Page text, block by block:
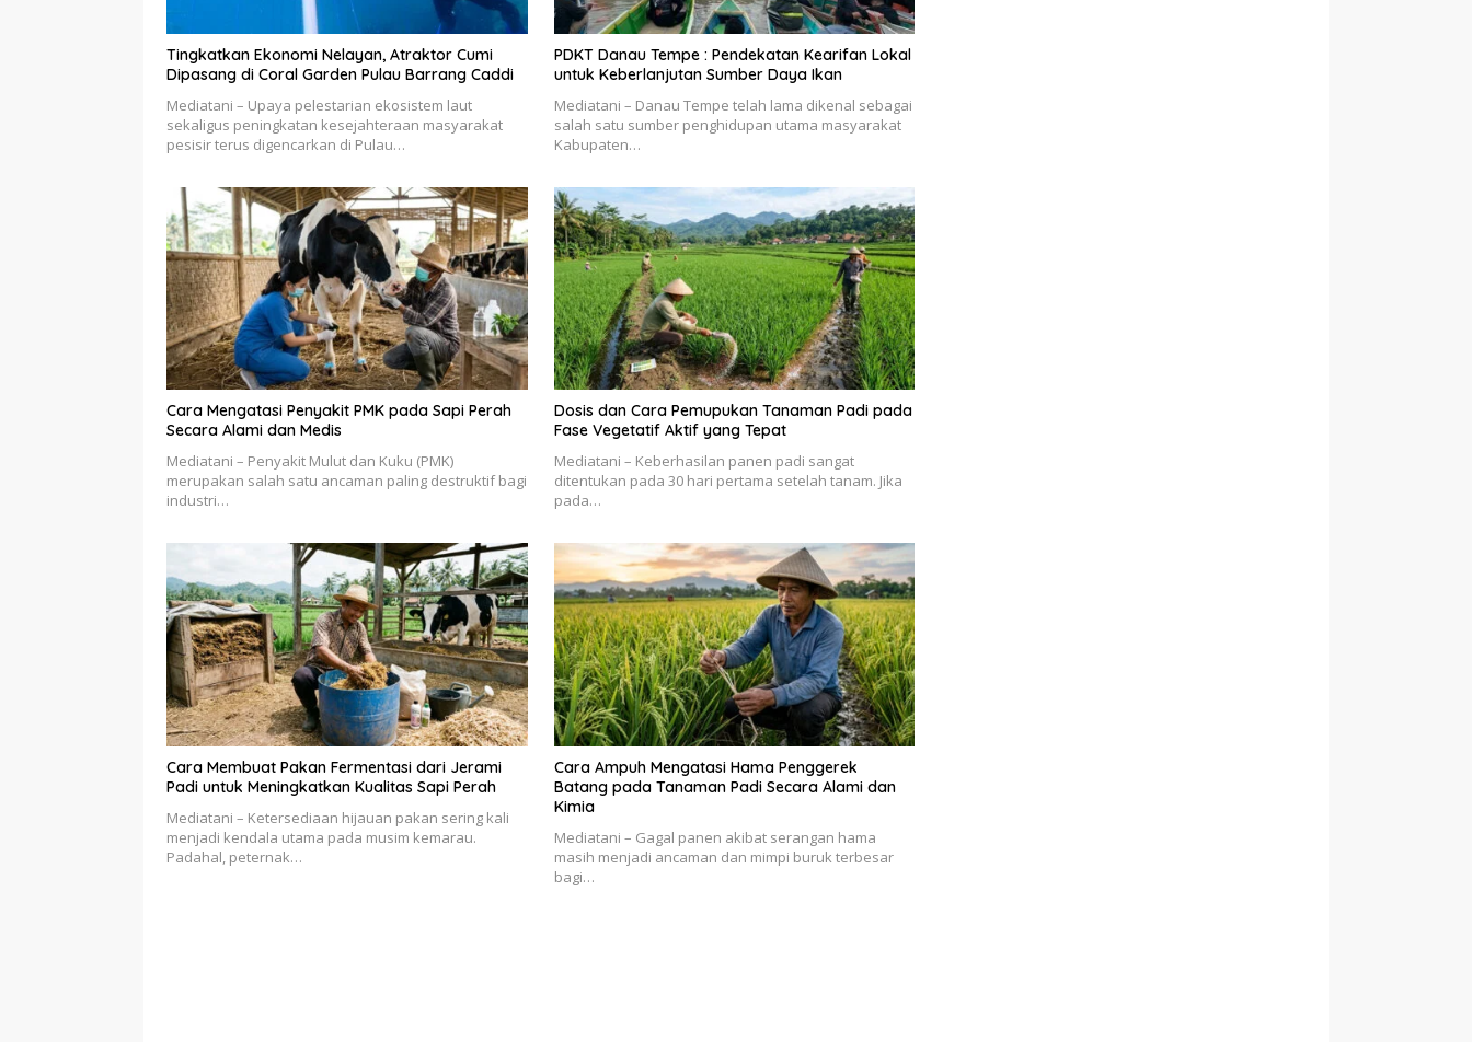
Tingkatkan Ekonomi Nelayan, Atraktor Cumi
Dipasang di Coral Garden Pulau Barrang Caddi
Mediatani – Upaya pelestarian ekosistem laut
sekaligus peningkatan kesejahteraan masyarakat
pesisir terus digencarkan di Pulau…
PDKT Danau Tempe : Pendekatan Kearifan Lokal
untuk Keberlanjutan Sumber Daya Ikan
Mediatani – Danau Tempe telah lama dikenal sebagai
salah satu sumber penghidupan utama masyarakat
Kabupaten…
Cara Mengatasi Penyakit PMK pada Sapi Perah
Secara Alami dan Medis
Mediatani – Penyakit Mulut dan Kuku (PMK)
merupakan salah satu ancaman paling destruktif bagi
industri…
Dosis dan Cara Pemupukan Tanaman Padi pada
Fase Vegetatif Aktif yang Tepat
Mediatani – Keberhasilan panen padi sangat
ditentukan pada 30 hari pertama setelah tanam. Jika
pada…
Cara Membuat Pakan Fermentasi dari Jerami
Padi untuk Meningkatkan Kualitas Sapi Perah
Mediatani – Ketersediaan hijauan pakan sering kali
menjadi kendala utama pada musim kemarau.
Padahal, peternak…
Cara Ampuh Mengatasi Hama Penggerek
Batang pada Tanaman Padi Secara Alami dan
Kimia
Mediatani – Gagal panen akibat serangan hama
masih menjadi ancaman dan mimpi buruk terbesar
bagi…